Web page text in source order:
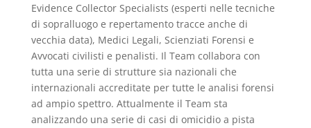
Evidence Collector Specialists (esperti nelle tecniche
di sopralluogo e repertamento tracce anche di
vecchia data), Medici Legali, Scienziati Forensi e
Avvocati civilisti e penalisti. Il Team collabora con
tutta una serie di strutture sia nazionali che
internazionali accreditate per tutte le analisi forensi
ad ampio spettro. Attualmente il Team sta
analizzando una serie di casi di omicidio a pista